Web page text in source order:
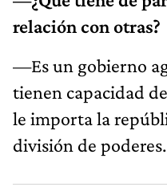
relación con otras?
—Es un gobierno
tienen capacidad
le importa la
división de poderes.